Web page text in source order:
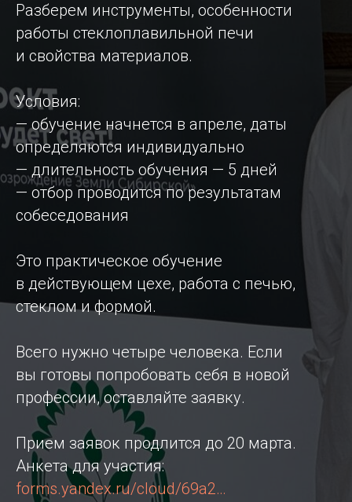
Разберем инструменты, особенности
работы стеклоплавильной печи
и свойства материалов.
Условия:
— обучение начнется в апреле, даты
определяются индивидуально
— длительность обучения — 5 дней
— отбор проводится по результатам
собеседования
Это практическое обучение
в действующем цехе, работа с печью,
стеклом и формой.
Всего нужно четыре человека. Если
вы готовы попробовать себя в новой
профессии, оставляйте заявку.
Прием заявок продлится до 20 марта.
Анкета для участия:
forms.yandex.ru/cloud/69a2…